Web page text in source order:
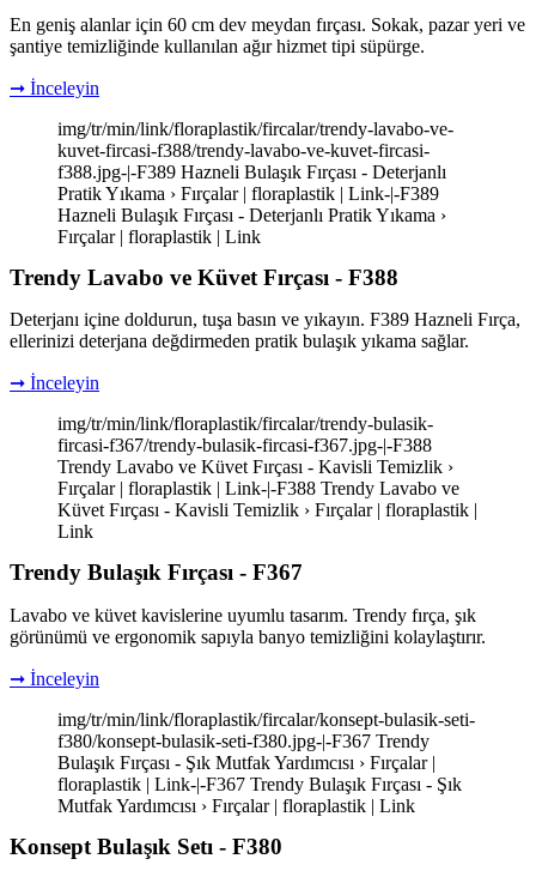
En geniş alanlar için 60 cm dev meydan fırçası. Sokak, pazar yeri ve
şantiye temizliğinde kullanılan ağır hizmet tipi süpürge.
➞ İnceleyin
img/tr/min/link/floraplastik/fircalar/trendy-lavabo-ve-
kuvet-fircasi-f388/trendy-lavabo-ve-kuvet-fircasi-
f388.jpg-|-F389 Hazneli Bulaşık Fırçası - Deterjanlı
Pratik Yıkama › Fırçalar | floraplastik | Link-|-F389
Hazneli Bulaşık Fırçası - Deterjanlı Pratik Yıkama ›
Fırçalar | floraplastik | Link
Trendy Lavabo ve Küvet Fırçası - F388
Deterjanı içine doldurun, tuşa basın ve yıkayın. F389 Hazneli Fırça,
ellerinizi deterjana değdirmeden pratik bulaşık yıkama sağlar.
➞ İnceleyin
img/tr/min/link/floraplastik/fircalar/trendy-bulasik-
fircasi-f367/trendy-bulasik-fircasi-f367.jpg-|-F388
Trendy Lavabo ve Küvet Fırçası - Kavisli Temizlik ›
Fırçalar | floraplastik | Link-|-F388 Trendy Lavabo ve
Küvet Fırçası - Kavisli Temizlik › Fırçalar | floraplastik |
Link
Trendy Bulaşık Fırçası - F367
Lavabo ve küvet kavislerine uyumlu tasarım. Trendy fırça, şık
görünümü ve ergonomik sapıyla banyo temizliğini kolaylaştırır.
➞ İnceleyin
img/tr/min/link/floraplastik/fircalar/konsept-bulasik-seti-
f380/konsept-bulasik-seti-f380.jpg-|-F367 Trendy
Bulaşık Fırçası - Şık Mutfak Yardımcısı › Fırçalar |
floraplastik | Link-|-F367 Trendy Bulaşık Fırçası - Şık
Mutfak Yardımcısı › Fırçalar | floraplastik | Link
Konsept Bulaşık Setı - F380